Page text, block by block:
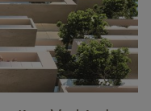
Die üppige Vegetation sorgt